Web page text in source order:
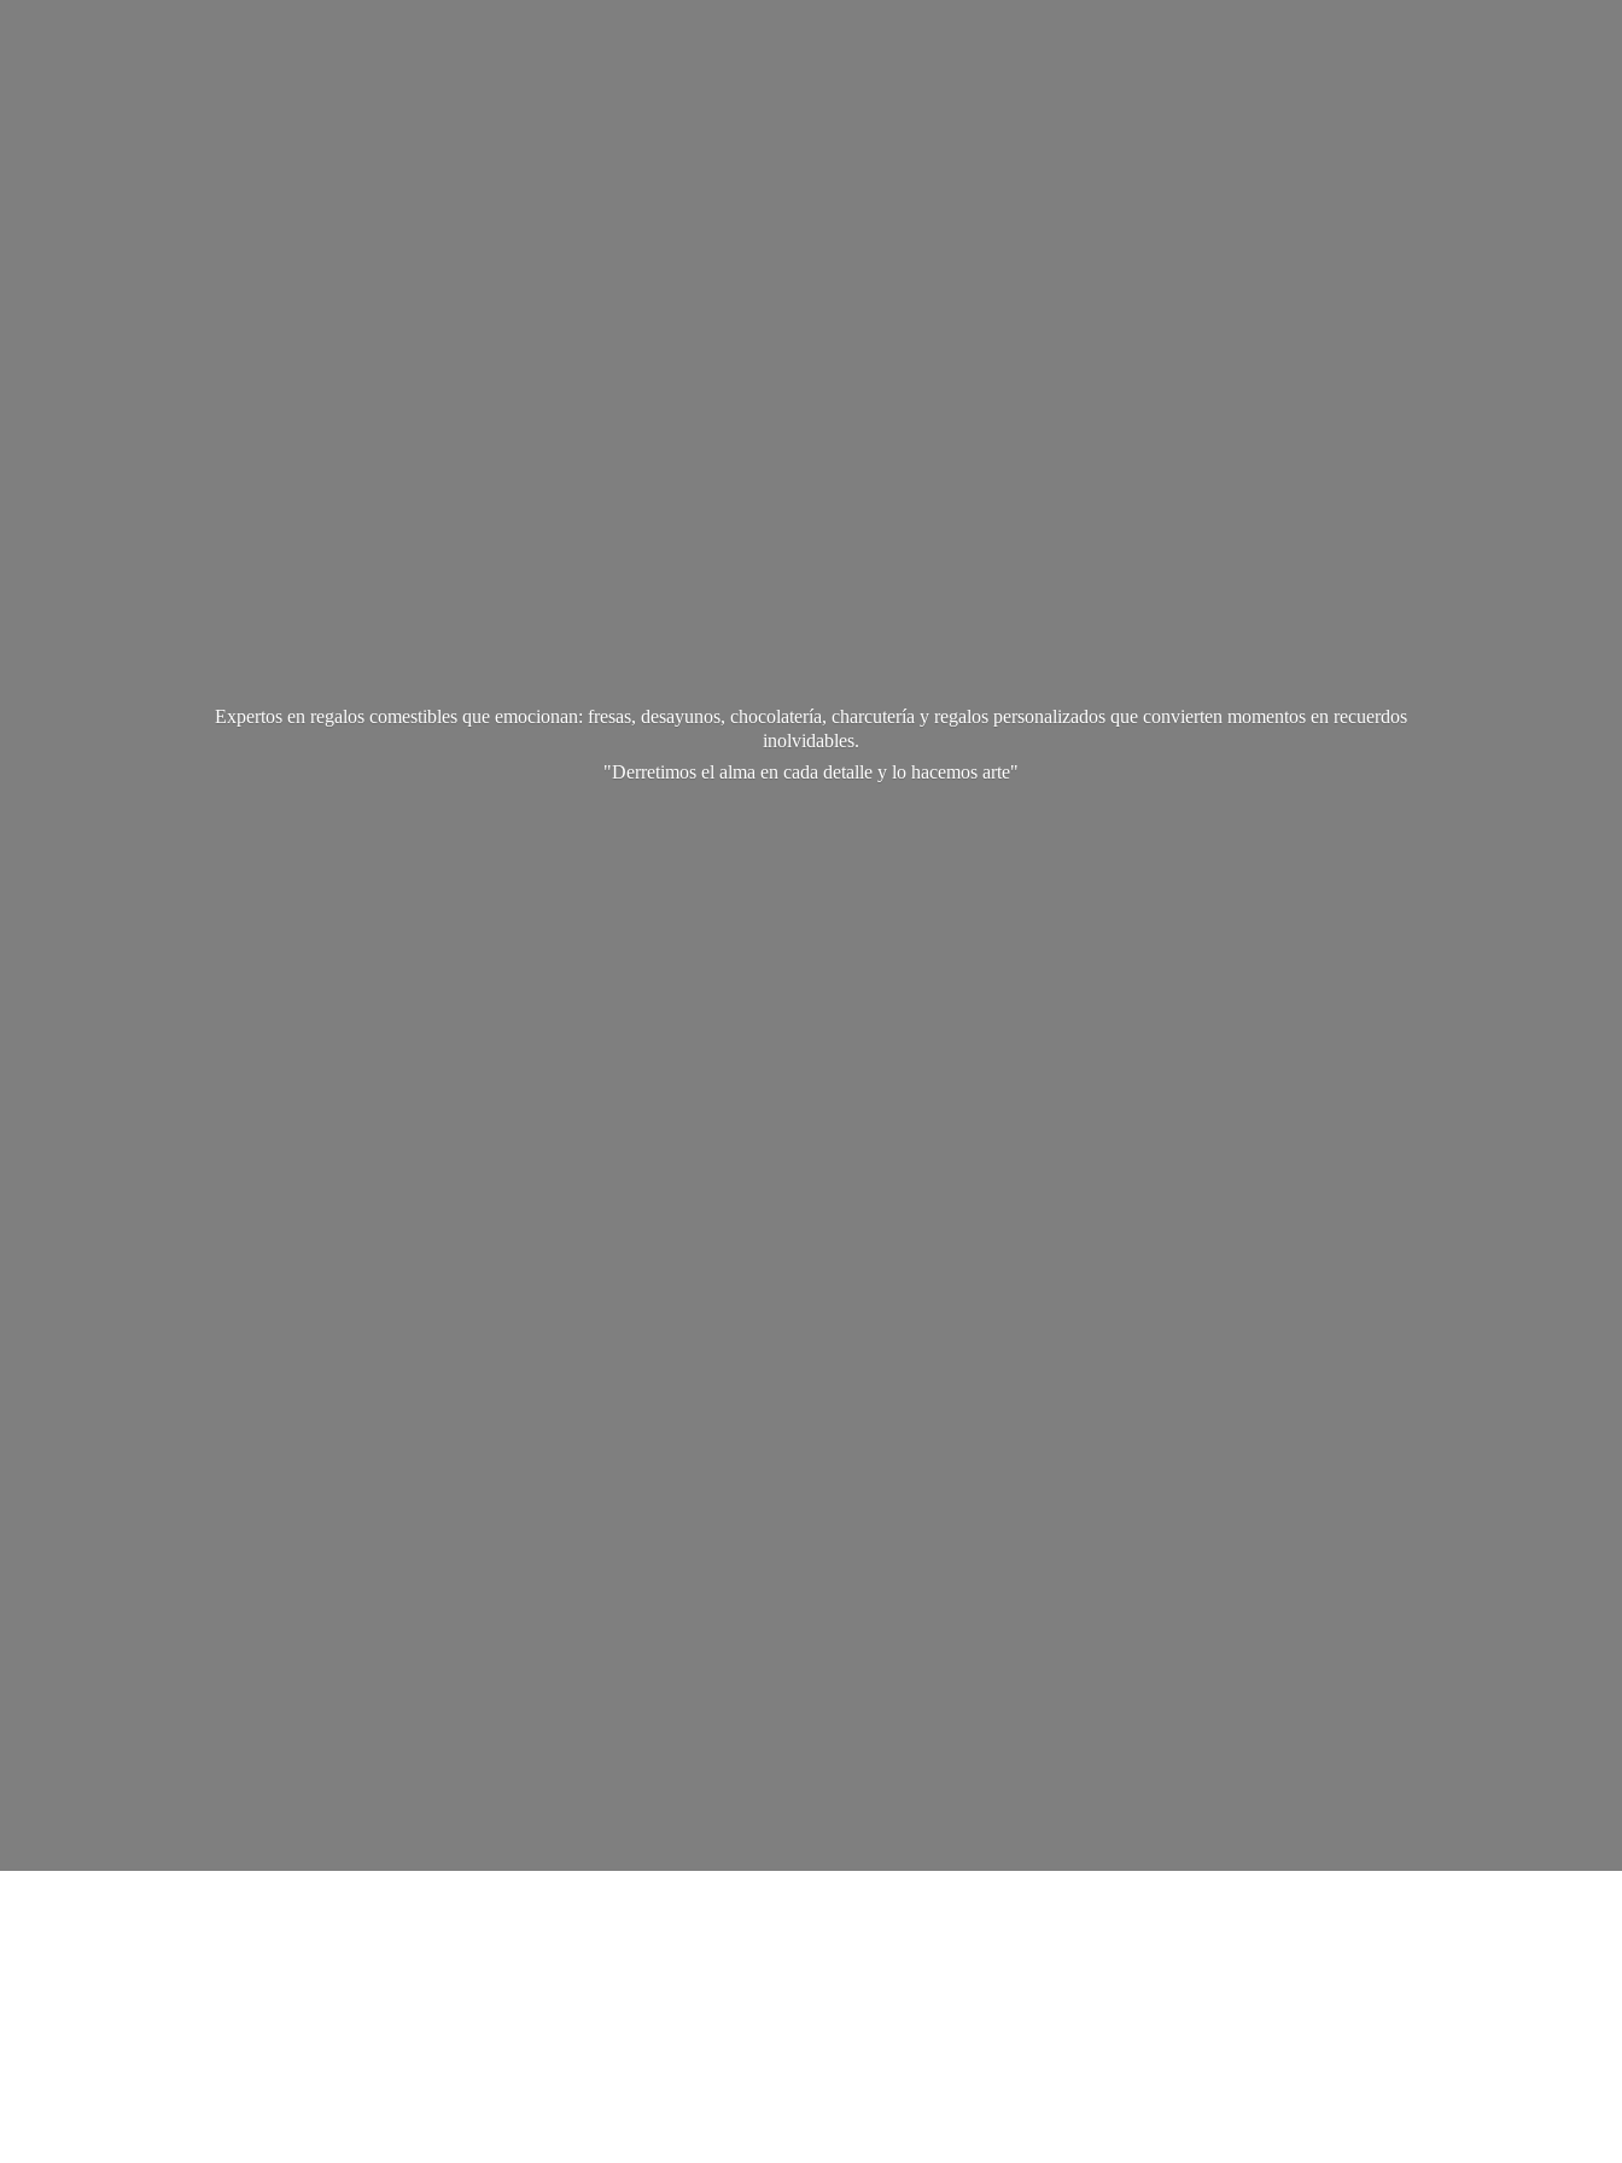
Expertos en regalos comestibles que emocionan: fresas, desayunos, chocolatería, charcutería y regalos personalizados que convierten momentos en recuerdos
inolvidables.
"Derretimos el alma en cada detalle y lo hacemos arte"